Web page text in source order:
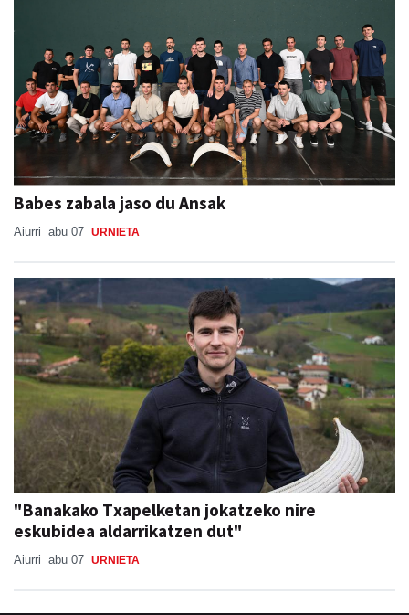
Babes zabala jaso du Ansak
Aiurri abu 07 URNIETA
"Banakako Txapelketan jokatzeko nire
eskubidea aldarrikatzen dut"
Aiurri abu 07 URNIETA